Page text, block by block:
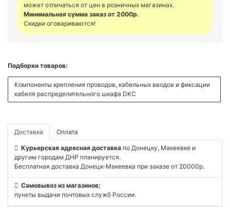
может отличаться от цен в розничных магазинах.
Минимальная сумма заказ от 2000р.
Скидки оговариваются!
Подборки товаров:
Компоненты крепления проводов, кабельных вводов и фиксации
кабеля распределительного шкафа DKC
Доставка Оплата
Курьерская адресная доставка по Донецку, Макеевке и
другим городам ДНР планируется.
Бесплатная доставка Донецк-Макеевка при заказе от 20000р.
Самовывоз из магазинов;
пункты выдачи почтовых служб России.